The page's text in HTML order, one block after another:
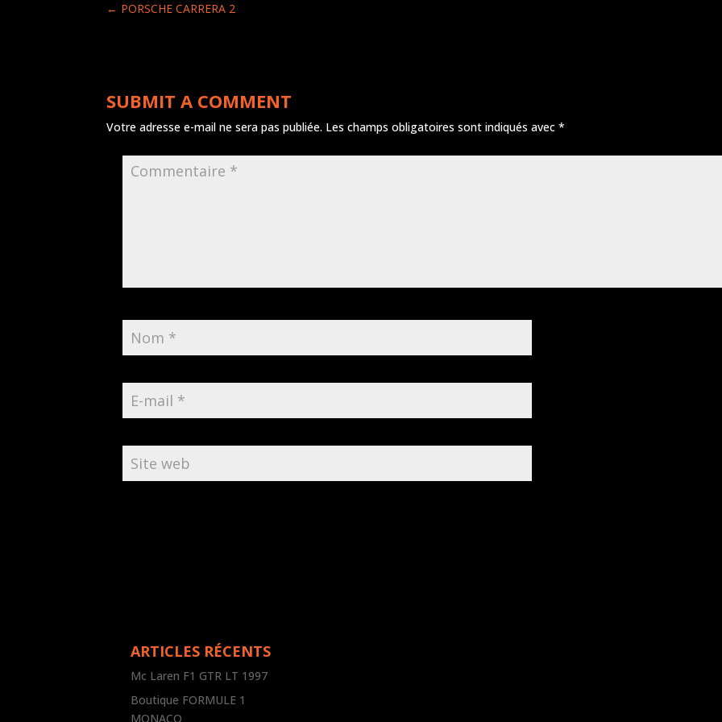
← PORSCHE CARRERA 2
SUBMIT A COMMENT
Votre adresse e-mail ne sera pas publiée. Les champs obligatoires sont indiqués avec *
ARTICLES RÉCENTS
Mc Laren F1 GTR LT 1997
Boutique FORMULE 1
MONACO